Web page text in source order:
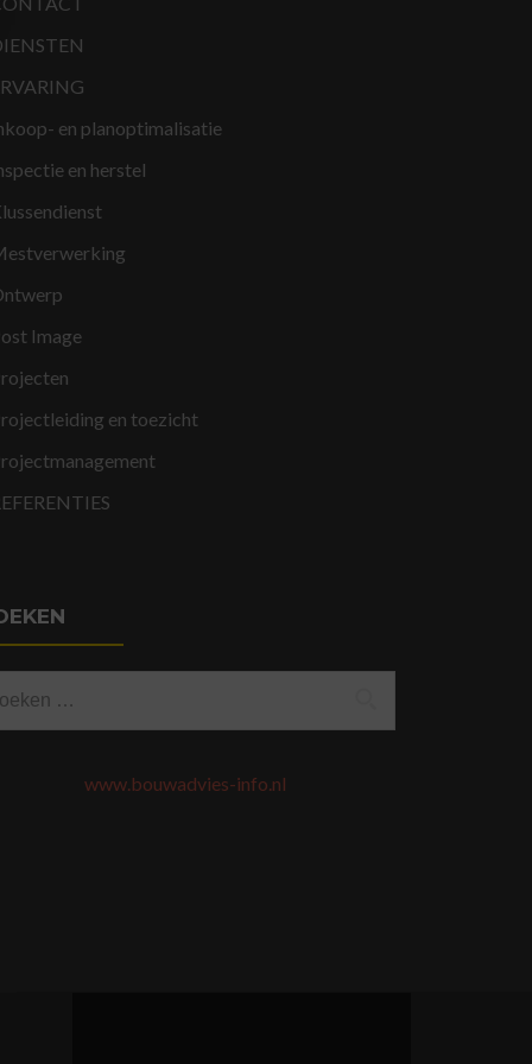
en planoptimalisatie
en herstel
Image
en toezicht
www.bouwadvies-info.nl